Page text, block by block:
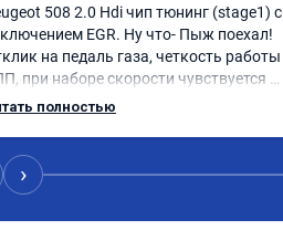
508 2.0 Hdi чип тюнинг (stage1) с
EGR. Ну что- Пыж поехал!
на педаль газа, четкость работы
при наборе скорости чувствуется
запас мощности. Ребята
полностью
›